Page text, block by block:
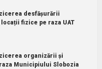
desfășurării
fizice pe raza UAT
organizării și
Municipiului Slobozia